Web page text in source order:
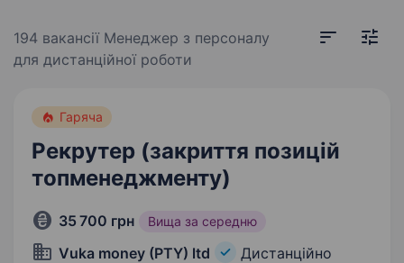
194 вакансії Менеджер з персоналу
для дистанційної роботи
Гаряча
Рекрутер (закриття позицій
топменеджменту)
35 700 грн Вища за середню
Vuka money (PTY) ltd Дистанційно